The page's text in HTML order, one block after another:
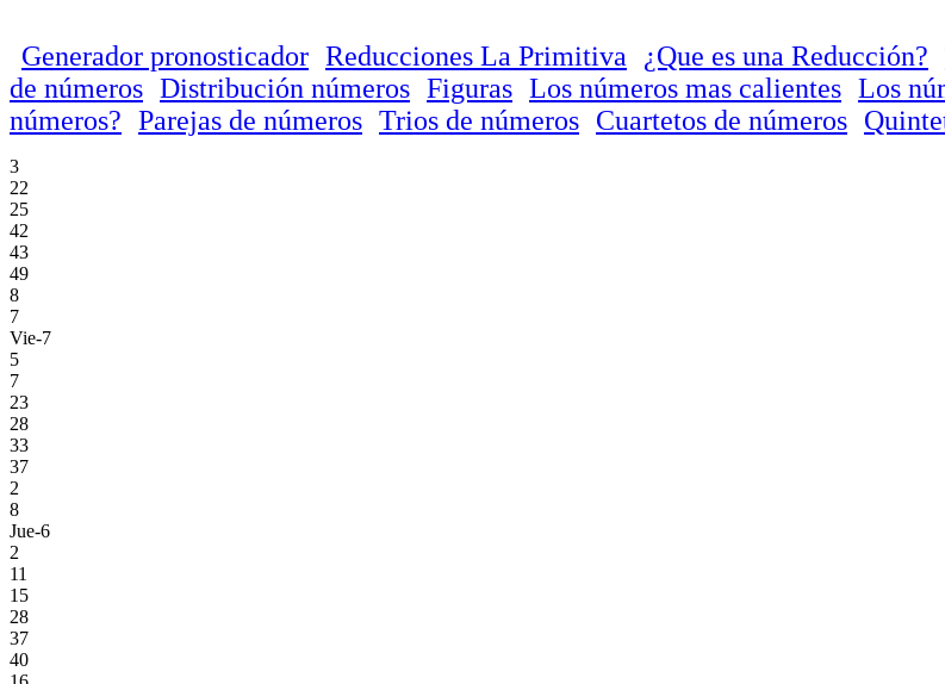
Generador pronosticador Reducciones La Primitiva ¿Que es una Reducción?
de números Distribución números Figuras Los números mas calientes Los
números? Parejas de números Trios de números Cuartetos de números
3
22
25
42
43
49
8
7
Vie-7
5
7
23
28
33
37
2
8
Jue-6
2
11
15
28
37
40